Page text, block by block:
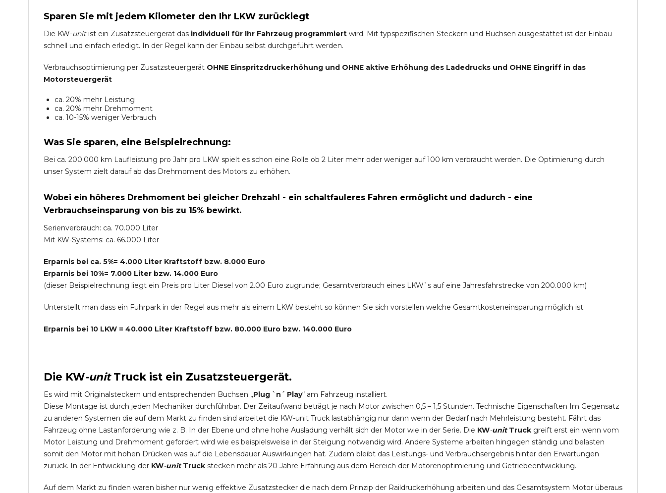
Sparen Sie mit jedem Kilometer den Ihr LKW zurücklegt
Die KW-unitist ein Zusatzsteuergerät das individuell für Ihr Fahrzeug programmiert wird. Mit typspezifischen Steckern und Buchsen ausgestattet ist der Einbau
schnell und einfach erledigt. In der Regel kann der Einbau selbst durchgeführt werden.
Verbrauchsoptimierung per Zusatzsteuergerät OHNE Einspritzdruckerhöhung und OHNE aktive Erhöhung des Ladedrucks und OHNE Eingriff in das
Motorsteuergerät
ca. 20% mehr Leistung
ca. 20% mehr Drehmoment
ca. 10-15% weniger Verbrauch
Was Sie sparen, eine Beispielrechnung:
Bei ca. 200.000 km Laufleistung pro Jahr pro LKW spielt es schon eine Rolle ob 2 Liter mehr oder weniger auf 100 km verbraucht werden. Die Optimierung durch
unser System zielt darauf ab das Drehmoment des Motors zu erhöhen.
Wobei ein höheres Drehmoment bei gleicher Drehzahl - ein schaltfauleres Fahren ermöglicht und dadurch - eine
Verbrauchseinsparung von bis zu 15% bewirkt.
Serienverbrauch: ca. 70.000 Liter
Mit KW-Systems: ca. 66.000 Liter
Erparnis bei ca. 5%= 4.000 Liter Kraftstoff bzw. 8.000 Euro
Erparnis bei 10%= 7.000 Liter bzw. 14.000 Euro
(dieser Beispielrechnung liegt ein Preis pro Liter Diesel von 2.00 Euro zugrunde; Gesamtverbrauch eines LKW`s auf eine Jahresfahrstrecke von 200.000 km)
Unterstellt man dass ein Fuhrpark in der Regel aus mehr als einem LKW besteht so können Sie sich vorstellen welche Gesamtkosteneinsparung möglich ist.
Erparnis bei 10 LKW = 40.000 Liter Kraftstoff bzw. 80.000 Euro bzw. 140.000 Euro
Die KW-unit Truckist ein Zusatzsteuergerät.
Es wird mit Originalsteckern und entsprechenden Buchsen „Plug `n´ Play“ am Fahrzeug installiert.
Diese Montage ist durch jeden Mechaniker durchführbar. Der Zeitaufwand beträgt je nach Motor zwischen 0,5 – 1,5 Stunden. Technische Eigenschaften Im Gegensatz
zu anderen Systemen die auf dem Markt zu finden sind arbeitet die KW-unit Truck lastabhängig nur dann wenn der Bedarf nach Mehrleistung besteht. Fährt das
Fahrzeug ohne Lastanforderung wie z. B. In der Ebene und ohne hohe Ausladung verhält sich der Motor wie in der Serie. Die KW-unit Truck greift erst ein wenn vom
Motor Leistung und Drehmoment gefordert wird wie es beispielsweise in der Steigung notwendig wird. Andere Systeme arbeiten hingegen ständig und belasten
somit den Motor mit hohen Drücken was auf die Lebensdauer Auswirkungen hat. Zudem bleibt das Leistungs- und Verbrauchsergebnis hinter den Erwartungen
zurück. In der Entwicklung der KW-unit Truck stecken mehr als 20 Jahre Erfahrung aus dem Bereich der Motorenoptimierung und Getriebeentwicklung.
Auf dem Markt zu finden waren bisher nur wenig effektive Zusatzstecker die nach dem Prinzip der Raildruckerhöhung arbeiten und das Gesamtsystem Motor überaus